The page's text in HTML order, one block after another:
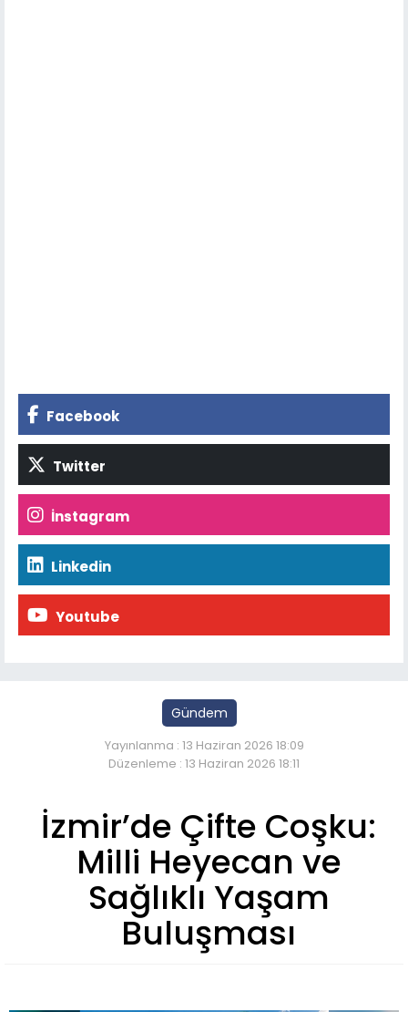
Facebook
Twitter
İnstagram
Linkedin
Youtube
Gündem
Yayınlanma : 13 Haziran 2026 18:09
Düzenleme : 13 Haziran 2026 18:11
İzmir’de Çifte Coşku:
Milli Heyecan ve
Sağlıklı Yaşam
Buluşması